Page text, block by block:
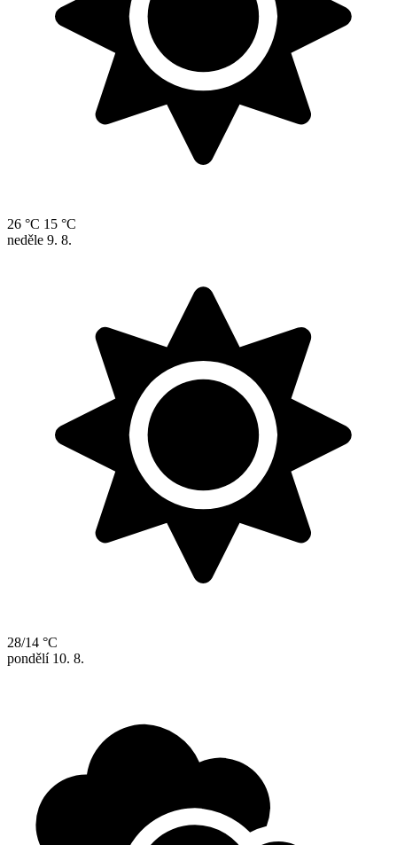
26 °C 15 °C
neděle 9. 8.
28/14 °C
pondělí 10. 8.